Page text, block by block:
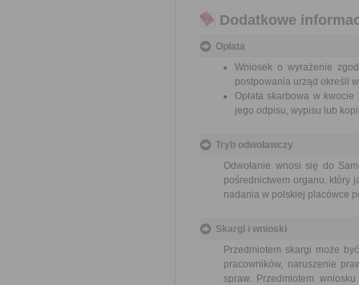
Dodatkowe
Opłata
Wniosek o wyrażenie
postpowania urząd określi
Opłata skarbowa w
jego odpisu, wypisu lub
Tryb odwoławczy
Odwołanie wnosi się do
pośrednictwem organu, który
nadania w polskiej placówce
Skargi i wnioski
Przedmiotem skargi może
pracowników, naruszenie
spraw. Przedmiotem